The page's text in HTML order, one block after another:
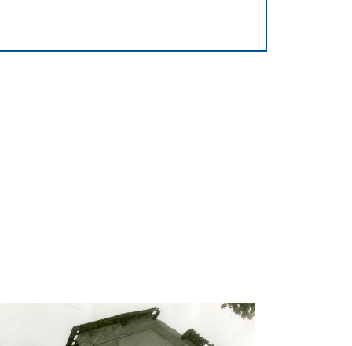
San Gregorio Magno al Lazzaretto